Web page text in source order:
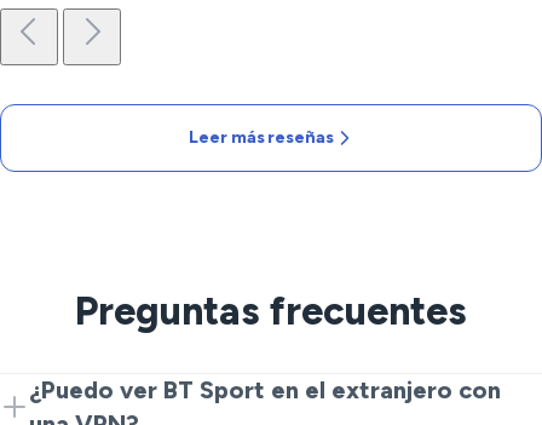
Leer más reseñas
Preguntas frecuentes
¿Puedo ver BT Sport en el extranjero con